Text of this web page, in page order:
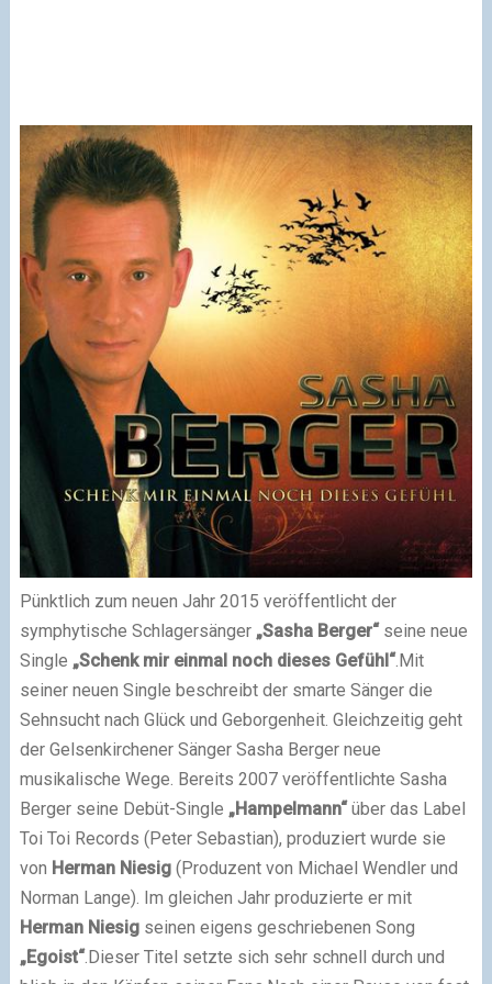
Pünktlich zum neuen Jahr 2015 veröffentlicht der
symphytische Schlagersänger „Sasha Berger“ seine neue
Single „Schenk mir einmal noch dieses Gefühl“. Mit
seiner neuen Single beschreibt der smarte Sänger die
Sehnsucht nach Glück und Geborgenheit. Gleichzeitig geht
der Gelsenkirchener Sänger Sasha Berger neue
musikalische Wege. Bereits 2007 veröffentlichte Sasha
Berger seine Debüt-Single „Hampelmann“ über das Label
Toi Toi Records (Peter Sebastian), produziert wurde sie
von Herman Niesig (Produzent von Michael Wendler und
Norman Lange). Im gleichen Jahr produzierte er mit
Herman Niesig seinen eigens geschriebenen Song
„Egoist“. Dieser Titel setzte sich sehr schnell durch und